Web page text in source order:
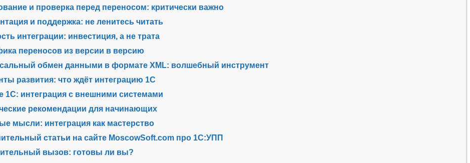
и проверка перед переносом: критически важно
и поддержка: не ленитесь читать
интеграции: инвестиция, а не трата
переносов из версии в версию
обмен данными в формате XML: волшебный инструмент
развития: что ждёт интеграцию 1С
1С: интеграция с внешними системами
рекомендации для начинающих
мысли: интеграция как мастерство
статьи на сайте MoscowSoft.com про 1С:УПП
вызов: готовы ли вы?